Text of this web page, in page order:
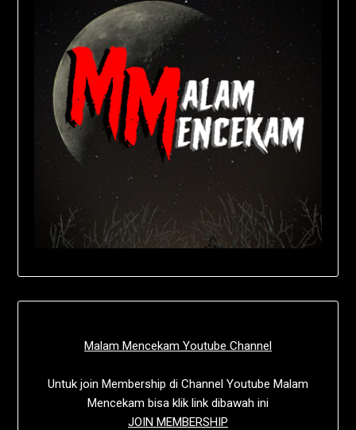
Malam Mencekam Youtube Channel
Untuk join Membership di Channel Youtube Malam
Mencekam bisa klik link dibawah ini
JOIN MEMBERSHIP